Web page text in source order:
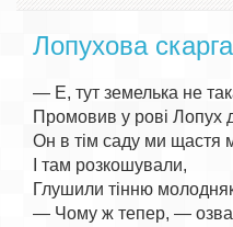
Лопухова скарга
— Е, тут земелька не
Промовив у рові Лопух
Он в тім саду ми щастя
І там розкошували,
Глушили тінню
— Чому ж тепер, —